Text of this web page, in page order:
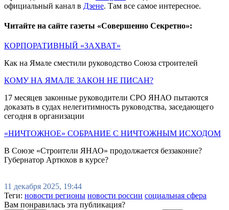
официальный канал в Дзене. Там все самое интересное.
Читайте на сайте газеты «Совершенно Секретно»:
КОРПОРАТИВНЫЙ «ЗАХВАТ»
Как на Ямале сместили руководство Союза строителей
КОМУ НА ЯМАЛЕ ЗАКОН НЕ ПИСАН?
17 месяцев законные руководители СРО ЯНАО пытаются
доказать в судах нелегитимность руководства, заседающего
сегодня в организации
«НИЧТОЖНОЕ» СОБРАНИЕ С НИЧТОЖНЫМ ИСХОДОМ
В Союзе «Строители ЯНАО» продолжается беззаконие?
Губернатор Артюхов в курсе?
11 декабря 2025, 19:44
Теги: новости регионы новости россии социальная сфера
Вам понравилась эта публикация?